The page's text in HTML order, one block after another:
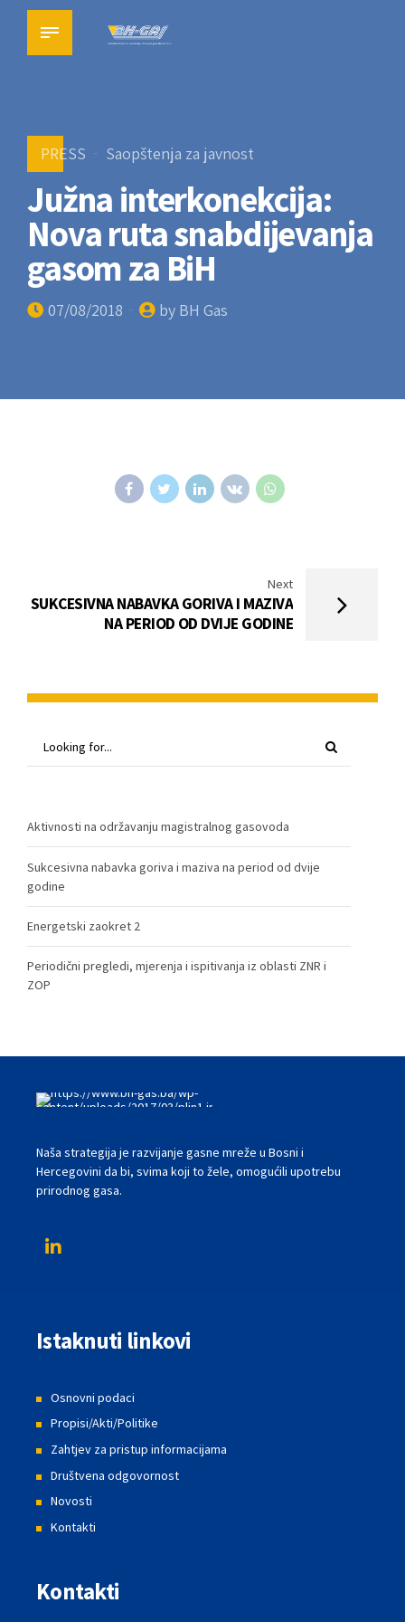
PRESS Saopštenja za javnost
Južna interkonekcija:
Nova ruta snabdijevanja
gasom za BiH
07/08/2018 by BH Gas
Next
SUKCESIVNA NABAVKA GORIVA I MAZIVA
NA PERIOD OD DVIJE GODINE
Aktivnosti na održavanju magistralnog gasovoda
Sukcesivna nabavka goriva i maziva na period od dvije
godine
Energetski zaokret 2
Periodični pregledi, mjerenja i ispitivanja iz oblasti ZNR i
ZOP
Naša strategija je razvijanje gasne mreže u Bosni i
Hercegovini da bi, svima koji to žele, omogućili upotrebu
prirodnog gasa.
Istaknuti linkovi
Osnovni podaci
Propisi/Akti/Politike
Zahtjev za pristup informacijama
Društvena odgovornost
Novosti
Kontakti
Kontakti